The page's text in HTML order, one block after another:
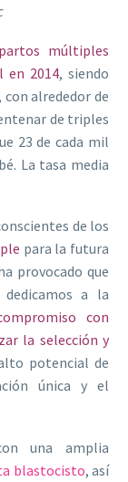
múltiples
en 2014, siendo
alrededor de
de triples
23 de cada mil
La tasa media
de los
para la futura
provocado que
a la
con
la selección y
potencial de
única y el
una amplia
blastocisto, así